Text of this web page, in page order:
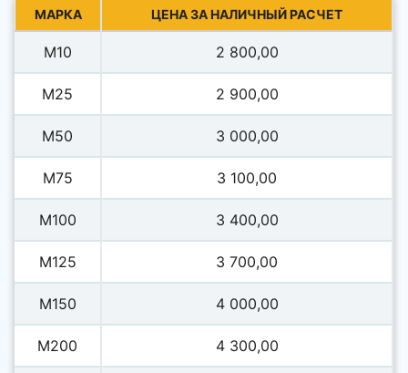
МАРКА ЦЕНА ЗА НАЛИЧНЫЙ РАСЧЕТ
М10 2 800,00
М25 2 900,00
М50 3 000,00
М75 3 100,00
М100 3 400,00
М125 3 700,00
М150 4 000,00
М200 4 300,00